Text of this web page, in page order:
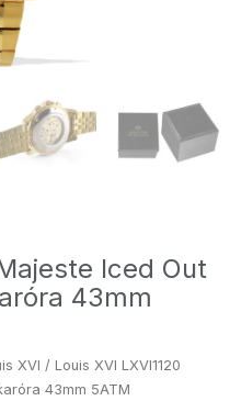
Iced Out
43mm
XVI / Louis XVI LXVI1120
43mm 5ATM